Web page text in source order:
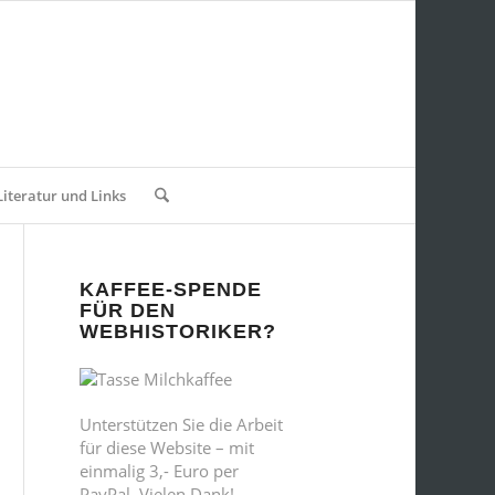
und Links
KAFFEE-SPENDE
FÜR DEN
WEBHISTORIKER?
Unterstützen Sie die Arbeit
für diese Website – mit
einmalig 3,- Euro per